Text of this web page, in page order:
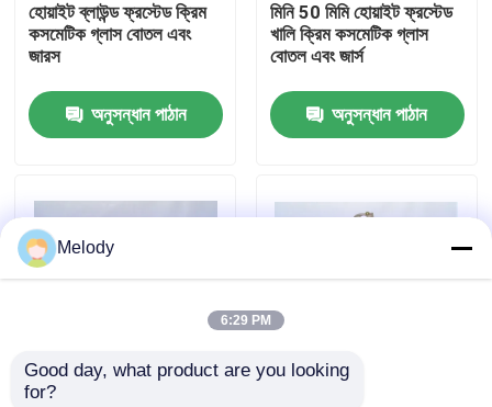
গুণমান নিয়ন্ত্রণ
আমাদের সাথে যোগাযোগ
খালি গ্লাস বোতল
সুগন্ধি গ্লাস বোতল
হোয়াইট ব্লাউন্ড ফ্রস্টেড ক্রিম
কসমেটিক গ্লাস বোতল এবং
জারস
অনুসন্ধান পাঠান
মিনি 50 মিমি হোয়াইট ফ্রস্টেড
খালি ক্রিম কসমেটিক গ্লাস
বোতল এবং জার্স
অনুসন্ধান পাঠান
কাস্টমাইজড হোয়াইট ফ্লিন্ট
Melody
6:29 PM
Good day, what product are you looking
for?